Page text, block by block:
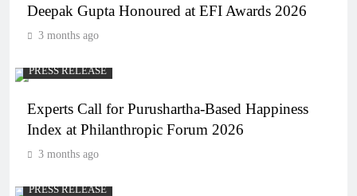
Deepak Gupta Honoured at EFI Awards 2026
3 months ago
PRESS RELEASE
Experts Call for Purushartha-Based Happiness
Index at Philanthropic Forum 2026
3 months ago
PRESS RELEASE